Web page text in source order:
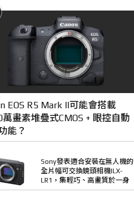
EOS R5 Mark II可能會搭載
畫素堆疊式CMOS + 眼控自動
能？
Sony發表適合安裝在無人機的
全片幅可交換鏡頭相機ILX-
LR1，集輕巧、高畫質於一身